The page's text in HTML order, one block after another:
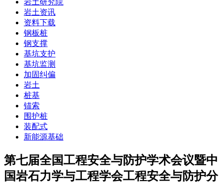
岩土研究院
岩土资讯
资料下载
钢板桩
钢支撑
基坑支护
基坑监测
加固纠偏
岩土
桩基
锚索
围护桩
装配式
新能源基础
第七届全国工程安全与防护学术会议暨中
国岩石力学与工程学会工程安全与防护分